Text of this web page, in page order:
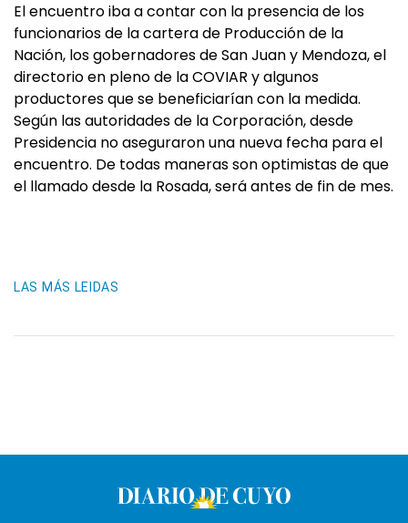
El encuentro iba a contar con la presencia de los
funcionarios de la cartera de Producción de la
Nación, los gobernadores de San Juan y Mendoza, el
directorio en pleno de la COVIAR y algunos
productores que se beneficiarían con la medida.
Según las autoridades de la Corporación, desde
Presidencia no aseguraron una nueva fecha para el
encuentro. De todas maneras son optimistas de que
el llamado desde la Rosada, será antes de fin de mes.
LAS MÁS LEIDAS